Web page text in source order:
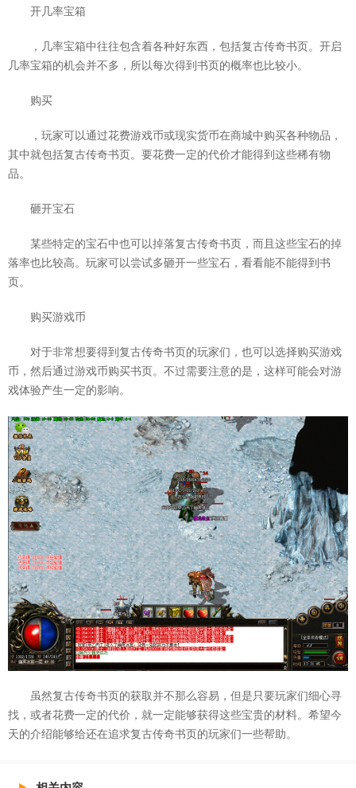
开几率宝箱
，几率宝箱中往往包含着各种好东西，包括复古传奇书页。开启
几率宝箱的机会并不多，所以每次得到书页的概率也比较小。
购买
，玩家可以通过花费游戏币或现实货币在商城中购买各种物品，
其中就包括复古传奇书页。要花费一定的代价才能得到这些稀有物
品。
砸开宝石
某些特定的宝石中也可以掉落复古传奇书页，而且这些宝石的掉
落率也比较高。玩家可以尝试多砸开一些宝石，看看能不能得到书
页。
购买游戏币
对于非常想要得到复古传奇书页的玩家们，也可以选择购买游戏
币，然后通过游戏币购买书页。不过需要注意的是，这样可能会对游
戏体验产生一定的影响。
虽然复古传奇书页的获取并不那么容易，但是只要玩家们细心寻
找，或者花费一定的代价，就一定能够获得这些宝贵的材料。希望今
天的介绍能够给还在追求复古传奇书页的玩家们一些帮助。